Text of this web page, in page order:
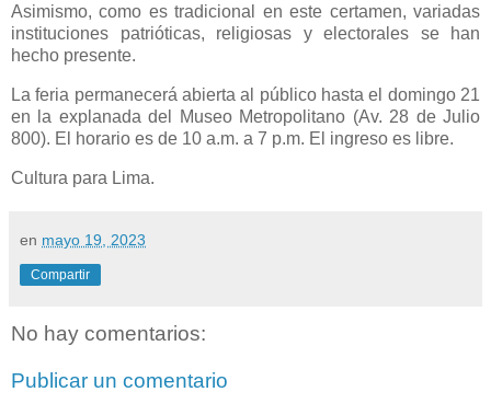
Asimismo, como es tradicional en este certamen, variadas
instituciones patrióticas, religiosas y electorales se han
hecho presente.
La feria permanecerá abierta al público hasta el domingo 21
en la explanada del Museo Metropolitano (Av. 28 de Julio
800). El horario es de 10 a.m. a 7 p.m. El ingreso es libre.
Cultura para Lima.
en mayo 19, 2023
Compartir
No hay comentarios:
Publicar un comentario